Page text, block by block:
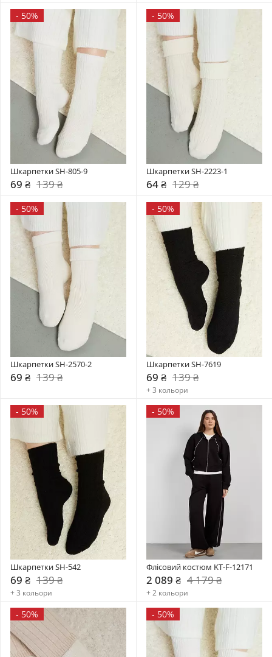
- 50%
Шкарпетки SH-805-9
69 ₴ 139 ₴
- 50%
Шкарпетки SH-2223-1
64 ₴ 129 ₴
- 50%
Шкарпетки SH-2570-2
69 ₴ 139 ₴
- 50%
Шкарпетки SH-7619
69 ₴ 139 ₴
+ 3 кольори
- 50%
Шкарпетки SH-542
69 ₴ 139 ₴
+ 3 кольори
- 50%
Флісовий костюм KT-F-12171
2 089 ₴ 4 179 ₴
+ 2 кольори
- 50% - 50%